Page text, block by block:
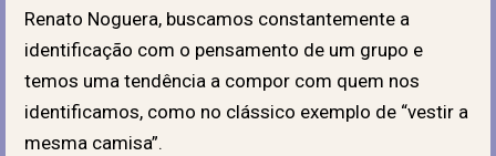
Renato Noguera, buscamos constantemente a
identificação com o pensamento de um grupo e
temos uma tendência a compor com quem nos
identificamos, como no clássico exemplo de “vestir a
mesma camisa”.